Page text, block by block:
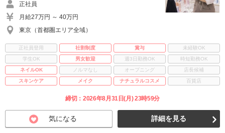
正社員
月給27万円 ～ 40万円
東京（首都圏エリア全域）
正社員登用 社割制度 賞与
未経験OK
学生OK
男女歓迎 週3日勤務OK
時短勤務OK
ネイルOK
ノルマなし オープニング
店長候補
スキンケア
メイク ナチュラルコスメ 百貨店
締切：2026年8月31日(月) 23時59分
気になる 詳細を見る